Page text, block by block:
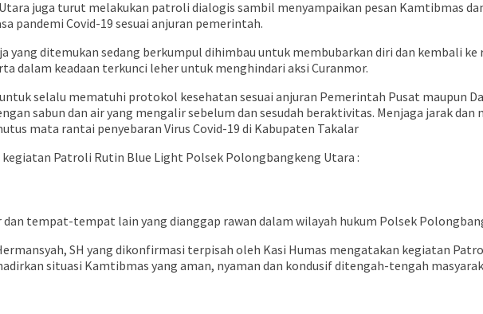
juga turut melakukan patroli dialogis sambil menyampaikan pesan Kamtibmas
pandemi Covid-19 sesuai anjuran pemerintah.
yang ditemukan sedang berkumpul dihimbau untuk membubarkan diri dan kembali
dalam keadaan terkunci leher untuk menghindari aksi Curanmor.
selalu mematuhi protokol kesehatan sesuai anjuran Pemerintah Pusat maupun
sabun dan air yang mengalir sebelum dan sesudah beraktivitas. Menjaga jarak
mata rantai penyebaran Virus Covid-19 di Kabupaten Takalar
Patroli Rutin Blue Light Polsek Polongbangkeng Utara :
dan tempat-tempat lain yang dianggap rawan dalam wilayah hukum Polsek
SH yang dikonfirmasi terpisah oleh Kasi Humas mengatakan kegiatan
situasi Kamtibmas yang aman, nyaman dan kondusif ditengah-tengah